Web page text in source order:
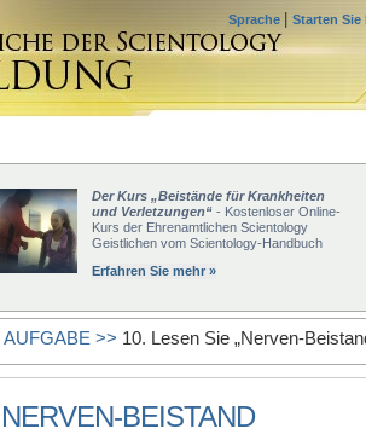
Sprache Starten
Der Kurs „Beistände für Krankheiten
und Verletzungen“- Kostenloser Online-
Kurs der Ehrenamtlichen Scientology
Geistlichen vom Scientology-Handbuch
Erfahren Sie mehr »
AUFGABE >> 10. Lesen Sie „Nerven-
NERVEN-BEISTAND